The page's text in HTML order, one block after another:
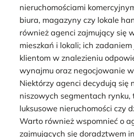
nieruchomościami
biura, magazyny czy lokale
również agenci zajmujący się
mieszkań i lokali; ich
klientom w znalezieniu
wynajmu oraz negocjowanie
Niektórzy agenci decydują się
niszowych segmentach rynku,
luksusowe nieruchomości czy
Warto również wspomnieć o
zajmujących się doradztwem